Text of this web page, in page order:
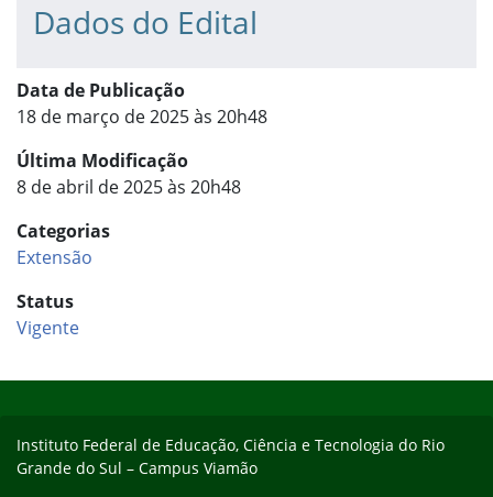
Dados do Edital
Data de Publicação
18 de março de 2025 às 20h48
Última Modificação
8 de abril de 2025 às 20h48
Categorias
Extensão
Status
Vigente
Instituto Federal de Educação, Ciência e Tecnologia do Rio
Grande do Sul – Campus Viamão